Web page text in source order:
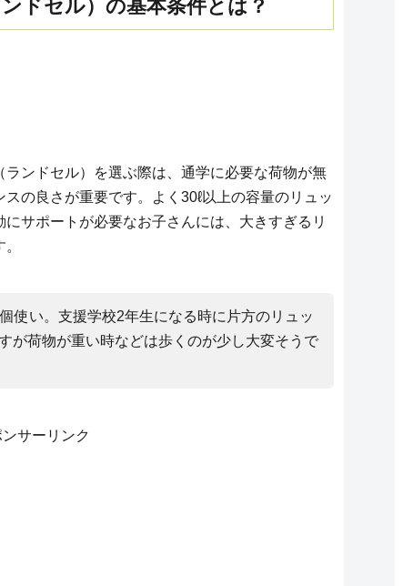
ドセル）の基本条件とは？
ンドセル）を選ぶ際は、通学に必要な荷物が無
の良さが重要です。よく30ℓ以上の容量のリュッ
サポートが必要なお子さんには、大きすぎるリ
使い。支援学校2年生になる時に片方のリュッ
が荷物が重い時などは歩くのが少し大変そうで
サーリンク